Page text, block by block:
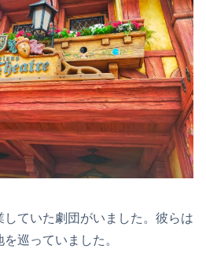
ていた劇団がいました。彼らは
巡っていました。